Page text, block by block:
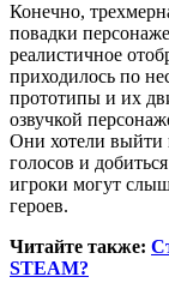
Конечно,
повадки
реалистичное
приходилось по
прототипы и их
озвучкой
Они хотели выйти
голосов и
игроки могут
героев.
Читайте также:
STEAM?